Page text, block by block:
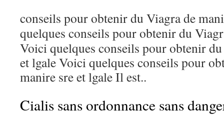
conseils pour obtenirdu Viagra de
quelques conseils pour obtenir du
Voici quelques conseils pour obtenir
et lgale Voici quelques conseils pour
manire sre et lgale Il est..
Cialis sans ordonnance sans